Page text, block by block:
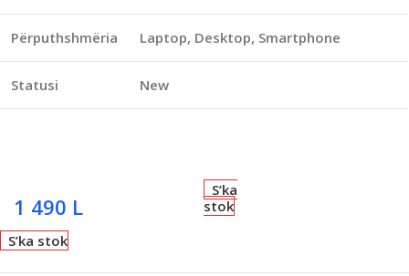
Përputhshmëria Laptop, Desktop, Smartphone
Statusi New
1 490 L
S’ka
stok
S’ka stok